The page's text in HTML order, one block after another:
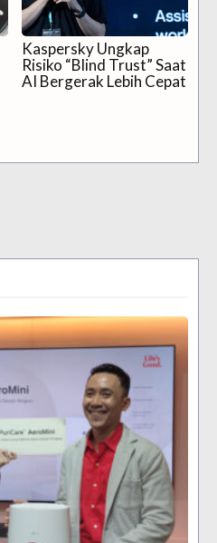
Kaspersky Ungkap
Risiko “Blind Trust” Saat
AI Bergerak Lebih Cepat